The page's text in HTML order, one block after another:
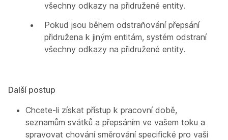
všechny odkazy na přidružené entity.
Pokud jsou během odstraňování přepsání
přidružena k jiným entitám, systém odstraní
všechny odkazy na přidružené entity.
Další postup
Chcete-li získat přístup k pracovní době,
seznamům svátků a přepsáním ve vašem toku a
spravovat chování směrování specifické pro vaši